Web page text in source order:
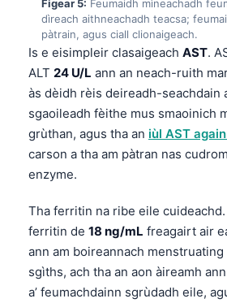
Figear 5: Feumaidh mìneachadh
dìreach aithneachadh teacsa;
pàtrain, agus ciall clionaigeach.
Is e eisimpleir clasaigeach AST.
ALT 24 U/L ann an neach-ruith
às dèidh rèis deireadh-seachdain
sgaoileadh fèithe mus smaoinich
grùthan, agus tha an iùl AST
carson a tha am pàtran nas
enzyme.
Tha ferritin na ribe eile cuideachd.
ferritin de 18 ng/mL freagairt air
ann am boireannach
sgìths, ach tha an aon àireamh
a’ feumachdainn sgrùdadh eile,
Euskara
Occitan
العربية المغربية
Afrikaans
Монгол
ພາສາລາວ
Basa Jawa
ئۇيغۇرچە
Кыргызча
Татар теле